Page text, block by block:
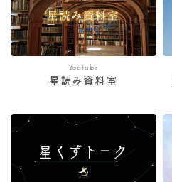
Youtube
星読み資料室